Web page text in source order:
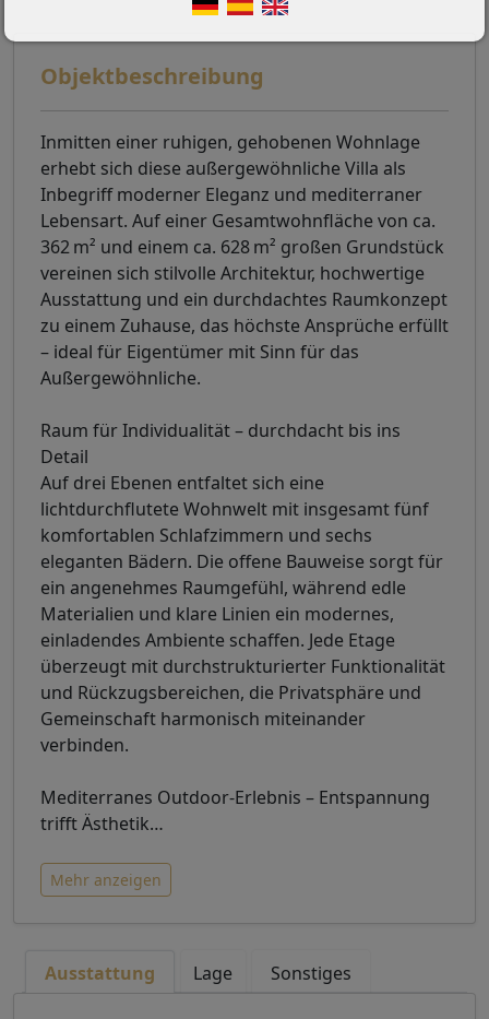
Objektbeschreibung
Inmitten einer ruhigen, gehobenen Wohnlage
erhebt sich diese außergewöhnliche Villa als
Inbegriff moderner Eleganz und mediterraner
Lebensart. Auf einer Gesamtwohnfläche von ca.
362 m² und einem ca. 628 m² großen Grundstück
vereinen sich stilvolle Architektur, hochwertige
Ausstattung und ein durchdachtes Raumkonzept
zu einem Zuhause, das höchste Ansprüche erfüllt
– ideal für Eigentümer mit Sinn für das
Außergewöhnliche.
Raum für Individualität – durchdacht bis ins
Detail
Auf drei Ebenen entfaltet sich eine
lichtdurchflutete Wohnwelt mit insgesamt fünf
komfortablen Schlafzimmern und sechs
eleganten Bädern. Die offene Bauweise sorgt für
ein angenehmes Raumgefühl, während edle
Materialien und klare Linien ein modernes,
einladendes Ambiente schaffen. Jede Etage
überzeugt mit durchstrukturierter Funktionalität
und Rückzugsbereichen, die Privatsphäre und
Gemeinschaft harmonisch miteinander
verbinden.
Mediterranes Outdoor-Erlebnis – Entspannung
trifft Ästhetik…
Mehr anzeigen
Ausstattung Lage Sonstiges